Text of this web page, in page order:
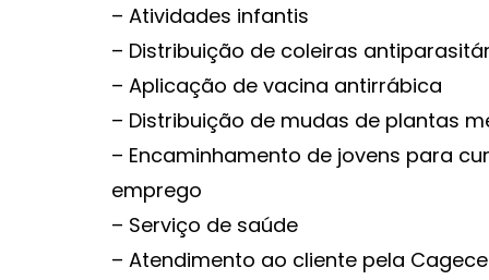
– Atividades infantis
– Distribuição de coleiras
– Aplicação de vacina antirrábica
– Distribuição de mudas de plantas
– Encaminhamento de jovens para
emprego
– Serviço de saúde
– Atendimento ao cliente pela Cagece